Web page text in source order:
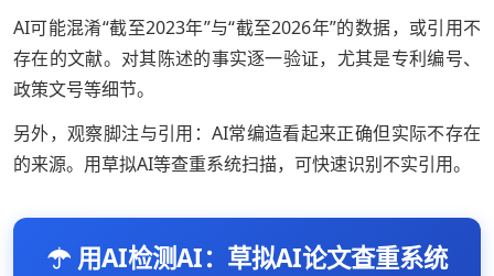
AI可能混淆“截至2023年”与“截至2026年”的数据，或引用不
存在的文献。对其陈述的事实逐一验证，尤其是专利编号、
政策文号等细节。
另外，观察脚注与引用：AI常编造看起来正确但实际不存在
的来源。用草拟AI等查重系统扫描，可快速识别不实引用。
用AI检测AI：草拟AI论文查重系统